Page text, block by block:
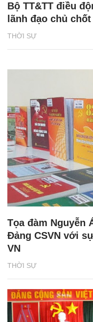
THỜI SỰ
Bộ TT&TT điều
lãnh đạo chủ chốt
THỜI SỰ
Tọa đàm Nguyễn
Đảng CSVN với
VN